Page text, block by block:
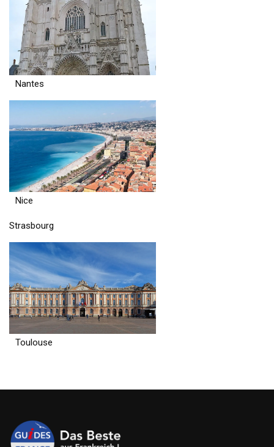
Nantes
Nice
Strasbourg
Toulouse